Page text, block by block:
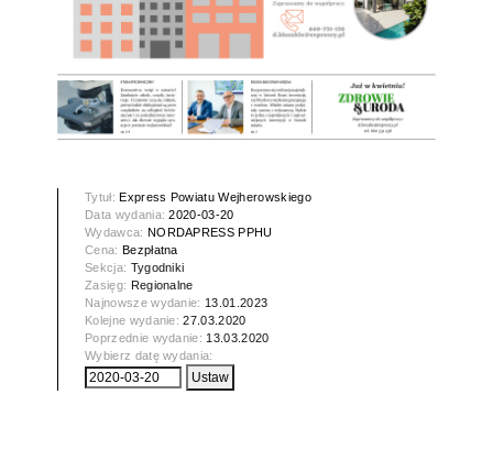
Tytuł:Express Powiatu Wejherowskiego
Data wydania:2020-03-20
Wydawca: NORDAPRESS PPHU
Cena: Bezpłatna
Sekcja: Tygodniki
Zasięg: Regionalne
Najnowsze wydanie: 13.01.2023
Kolejne wydanie:27.03.2020
Poprzednie wydanie: 13.03.2020
Wybierz datę wydania: